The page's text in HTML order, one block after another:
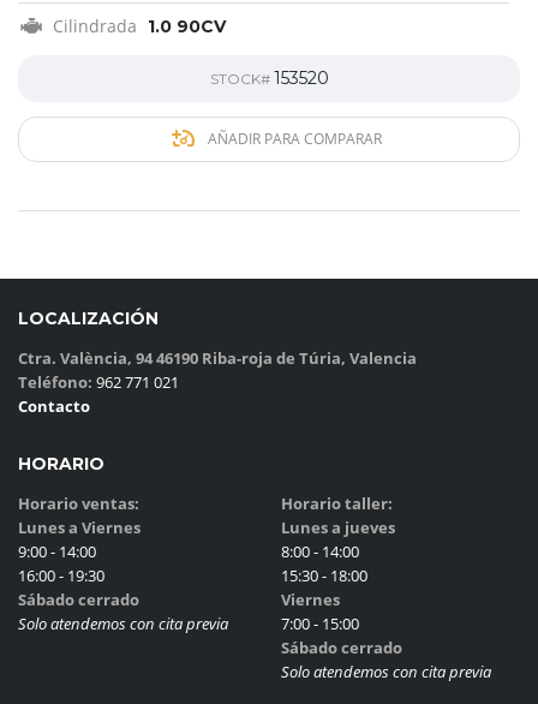
Cilindrada 1.0 90CV
STOCK# 153520
AÑADIR PARA COMPARAR
LOCALIZACIÓN
Ctra. València, 94 46190 Riba-roja de Túria, Valencia
Teléfono: 962 771 021
Contacto
HORARIO
Horario ventas:
Lunes a Viernes
9:00 - 14:00
16:00 - 19:30
Sábado cerrado
Solo atendemos con cita previa
Horario taller:
Lunes a jueves
8:00 - 14:00
15:30 - 18:00
Viernes
7:00 - 15:00
Sábado cerrado
Solo atendemos con cita previa